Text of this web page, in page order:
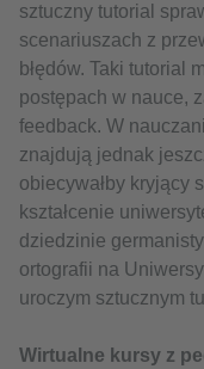
sztuczny tutorial
scenariuszach z
błędów. Taki tutorial
postępach w nauce,
feedback. W
znajdują jednak
obiecywałby kryjący
kształcenie
dziedzinie
ortografii na
uroczym sztucznym
Wirtualne kursy z